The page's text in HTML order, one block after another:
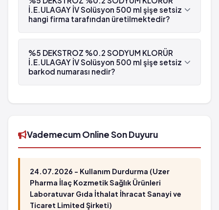
hissi, midede ağrı ya da titreme/nezle benzeri
belirtiler olursa ilacı kullanmayı durdurunuz ve
DERHAL doktorunuza bildiriniz veya size en yakın
hastanenin acil bölümüne başvurunuz.
maddesi Glukoz 'dür.
İ.E.ULAGAY İV Solüsyon 500 ml şişe setsiz
hangi firma tarafından üretilmektedir?
%5 DEKSTROZ %0.2 SODYUM KLORÜR
İ.E.ULAGAY İV Solüsyon 500 ml şişe setsiz , İ.E.
Ulagay tarafından üretilmektedir.
%5 DEKSTROZ %0.2 SODYUM KLORÜR
İ.E.ULAGAY İV Solüsyon 500 ml şişe setsiz
barkod numarası nedir?
İ.E.ULAGAY İV Solüsyon 500 ml şişe setsiz'in
Vademecum Online Son Duyuru
24.07.2026 - Kullanım Durdurma (Uzer
Pharma İlaç Kozmetik Sağlık Ürünleri
Laboratuvar Gıda İthalat İhracat Sanayi ve
Ticaret Limited Şirketi)